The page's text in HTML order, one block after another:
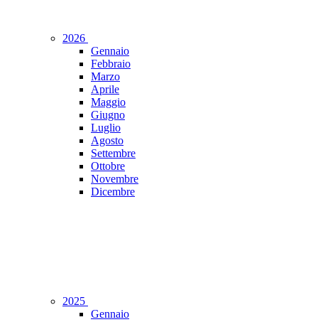
2026
Gennaio
Febbraio
Marzo
Aprile
Maggio
Giugno
Luglio
Agosto
Settembre
Ottobre
Novembre
Dicembre
2025
Gennaio